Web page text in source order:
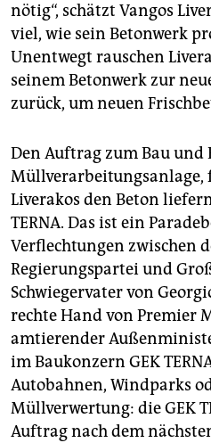
nötig“, schätzt Vangos
viel, wie sein Betonwerk
Unentwegt rauschen
seinem Betonwerk zur
zurück, um neuen
Den Auftrag zum Bau und
Müllverarbeitungsanlage,
Liverakos den Beton
TERNA. Das ist ein
Verflechtungen zwischen
Regierungspartei und
Schwiegervater von
rechte Hand von Premier
amtierender
im Baukonzern GEK
Autobahnen, Windparks
Müllverwertung: die GEK
Auftrag nach dem